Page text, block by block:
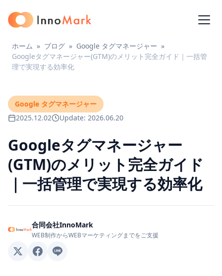
ホーム » ブログ » Google タグマネージャー »
Googleタグマネージャー(GTM)のメリット完全ガイド｜一括管
理で実現する効率化
Google タグマネージャー
2025.12.02
Update: 2026.06.20
Googleタグマネージャー
(GTM)のメリット完全ガイド
｜一括管理で実現する効率化
合同会社InnoMark
WEB制作からWEBマーケティングまでをご支援